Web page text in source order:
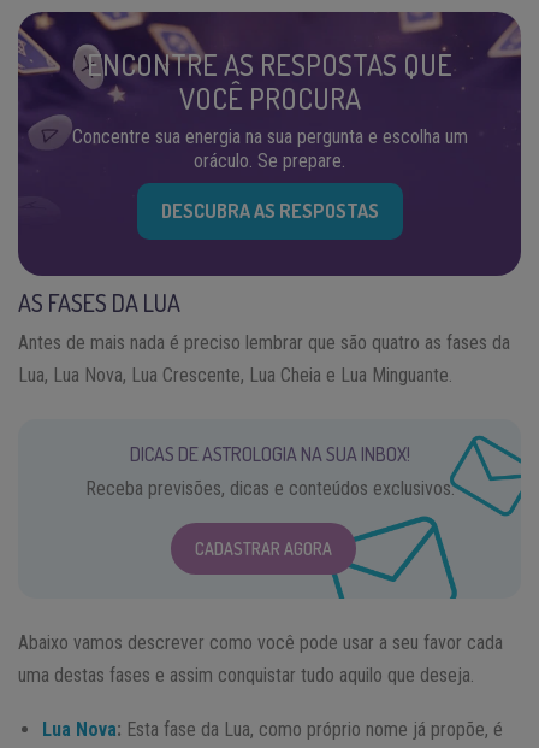
ENCONTRE AS RESPOSTAS QUE
VOCÊ PROCURA
Concentre sua energia na sua pergunta e escolha um
oráculo. Se prepare.
DESCUBRA AS RESPOSTAS
AS FASES DA LUA
Antes de mais nada é preciso lembrar que são quatro as fases da
Lua, Lua Nova, Lua Crescente, Lua Cheia e Lua Minguante.
DICAS DE ASTROLOGIA NA SUA INBOX!
Receba previsões, dicas e conteúdos exclusivos.
CADASTRAR AGORA
Abaixo vamos descrever como você pode usar a seu favor cada
uma destas fases e assim conquistar tudo aquilo que deseja.
Lua Nova: Esta fase da Lua, como próprio nome já propõe, é